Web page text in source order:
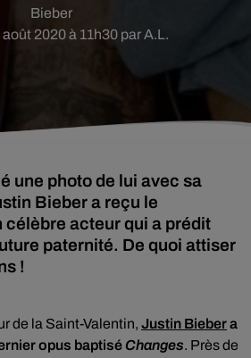
2020 à 11h30 par A.L.
Bieber
une photo de lui avec sa
Bieber a reçu le
acteur qui a prédit
paternité. De quoi attiser
!
de la Saint-Valentin, Justin Biebera
opus baptisé Changes. Près de